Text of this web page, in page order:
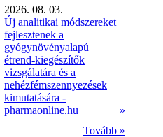
2026. 08. 03.
Új analitikai módszereket
fejlesztenek a
gyógynövényalapú
étrend-kiegészítők
vizsgálatára és a
nehézfémszennyezések
kimutatására -
pharmaonline.hu
»
Tovább »